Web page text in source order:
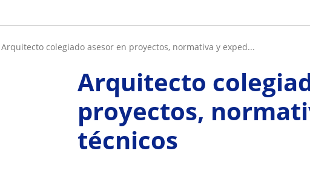
arquitecto colegiado asesor en proyectos, normativa y exped...
Arquitecto
proyectos,
técnicos